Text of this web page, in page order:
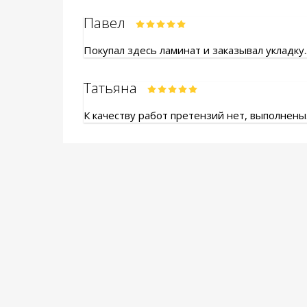
Павел
Покупал здесь ламинат и заказывал
Татьяна
К качеству работ претензий нет,